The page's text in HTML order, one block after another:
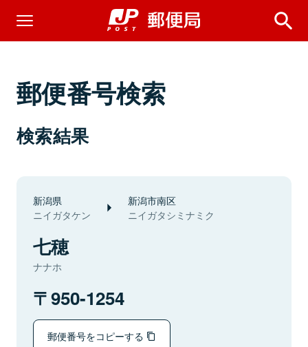
郵便番号検索
検索結果
新潟県
ニイガタケン
新潟市南区
ニイガタシミナミク
七穂
ナナホ
950-1254
郵便番号をコピーする